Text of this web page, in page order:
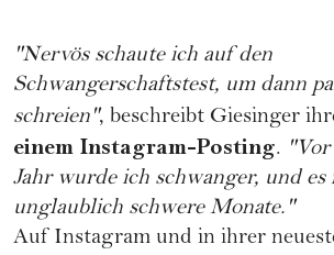
"Nervös schaute ich auf den
Schwangerschaftstest, um dann
schreien", beschreibt Giesinger
einem Instagram-Posting.
Jahr wurde ich schwanger, und es
unglaublich schwere Monate."
Auf Instagram und in ihrer